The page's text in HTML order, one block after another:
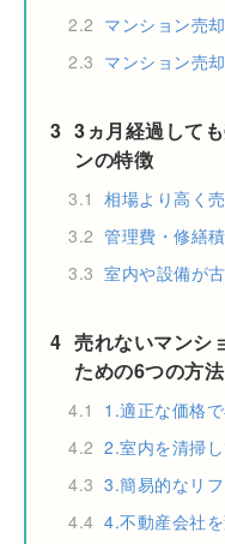
2.2 マンション売
2.3 マンション売
3 3ヵ月経過して
ンの特徴
3.1 相場より高く
3.2 管理費・修繕
3.3 室内や設備が
4 売れないマンシ
ための6つの方法
4.1
1.適正な価格
4.2 2.室内を清掃
4.3 3.簡易的なリ
4.4 4.不動産会社